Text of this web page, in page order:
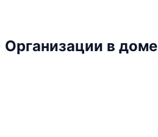
Организации в доме